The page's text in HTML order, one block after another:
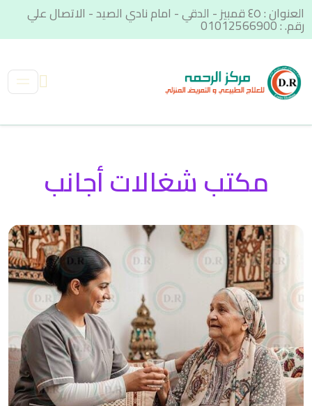
العنوان : ٤٥ قمبيز - الدقي - امام نادي الصيد - الاتصال علي
رقم. : 01012566900
مكتب شغالات أجانب